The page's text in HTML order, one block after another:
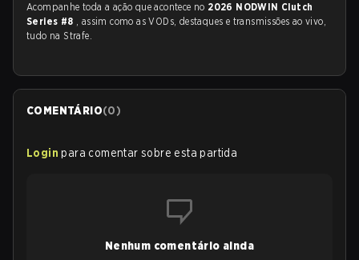
Acompanhe toda a ação que acontece no 2026 NODWIN Clutch
Series #8 , assim como as VODs, destaques e transmissões ao vivo,
tudo na Strafe.
COMENTÁRIO(0)
Login para comentar sobre esta partida
Nenhum comentário ainda